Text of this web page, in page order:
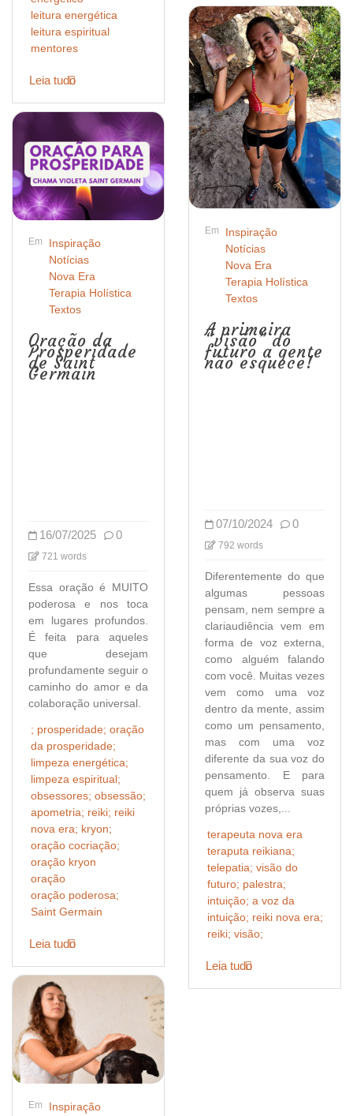
leitura energética
leitura espiritual
mentores
Leia tudo
Em
Inspiração
Notícias
Nova Era
Terapia Holística
Textos
Oração da
Prosperidade
de Saint
Germain
16/07/2025 0
721 words
Essa oração é MUITO
poderosa e nos toca
em lugares profundos.
É feita para aqueles
que desejam
profundamente seguir o
caminho do amor e da
colaboração universal.
; prosperidade; oração
da prosperidade;
limpeza energética;
limpeza espiritual;
obsessores; obsessão;
apometria; reiki; reiki
nova era; kryon;
oração cocriação;
oração kryon
oração
oração poderosa;
Saint Germain
Leia tudo
Em
Inspiração
Em
Inspiração
Notícias
Nova Era
Terapia Holística
Textos
A primeira
“visão” do
futuro a gente
não esquece!
07/10/2024 0
792 words
Diferentemente do que
algumas pessoas
pensam, nem sempre a
clariaudiência vem em
forma de voz externa,
como alguém falando
com você. Muitas vezes
vem como uma voz
dentro da mente, assim
como um pensamento,
mas com uma voz
diferente da sua voz do
pensamento. E para
quem já observa suas
próprias vozes,...
terapeuta nova era
teraputa reikiana;
telepatia; visão do
futuro; palestra;
intuição; a voz da
intuição; reiki nova era;
reiki; visão;
Leia tudo